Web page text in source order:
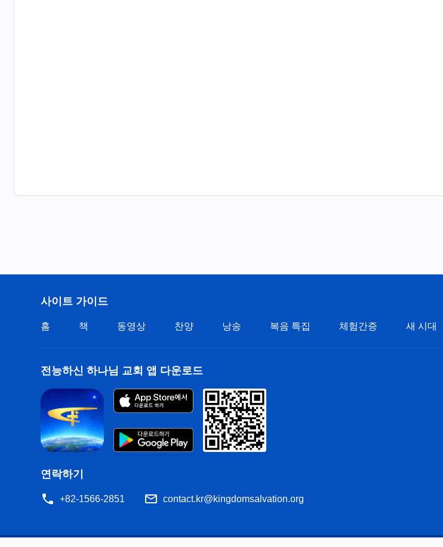
사이트 가이드
홈 책 동영상 찬양 낭송 복음 특집 체험간증 새 시대
전능하신 하나님 교회 앱 다운로드
연락하기
+82-1566-2851 contact.kr@kingdomsalvation.org